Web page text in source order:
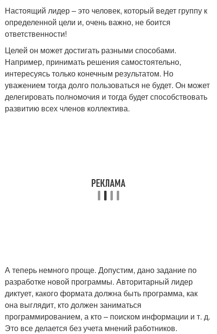
Настоящий лидер – это человек, который ведет группу к
определенной цели и, очень важно, не боится
ответственности!
Целей он может достигать разными способами.
Например, принимать решения самостоятельно,
интересуясь только конечным результатом. Но
уважением тогда долго пользоваться не будет. Он может
делегировать полномочия и тогда будет способствовать
развитию всех членов коллектива.
А теперь немного проще. Допустим, дано задание по
разработке новой программы. Авторитарный лидер
диктует, какого формата должна быть программа, как
она выглядит, кто должен заниматься
программированием, а кто – поиском информации и т. д.
Это все делается без учета мнений работников.